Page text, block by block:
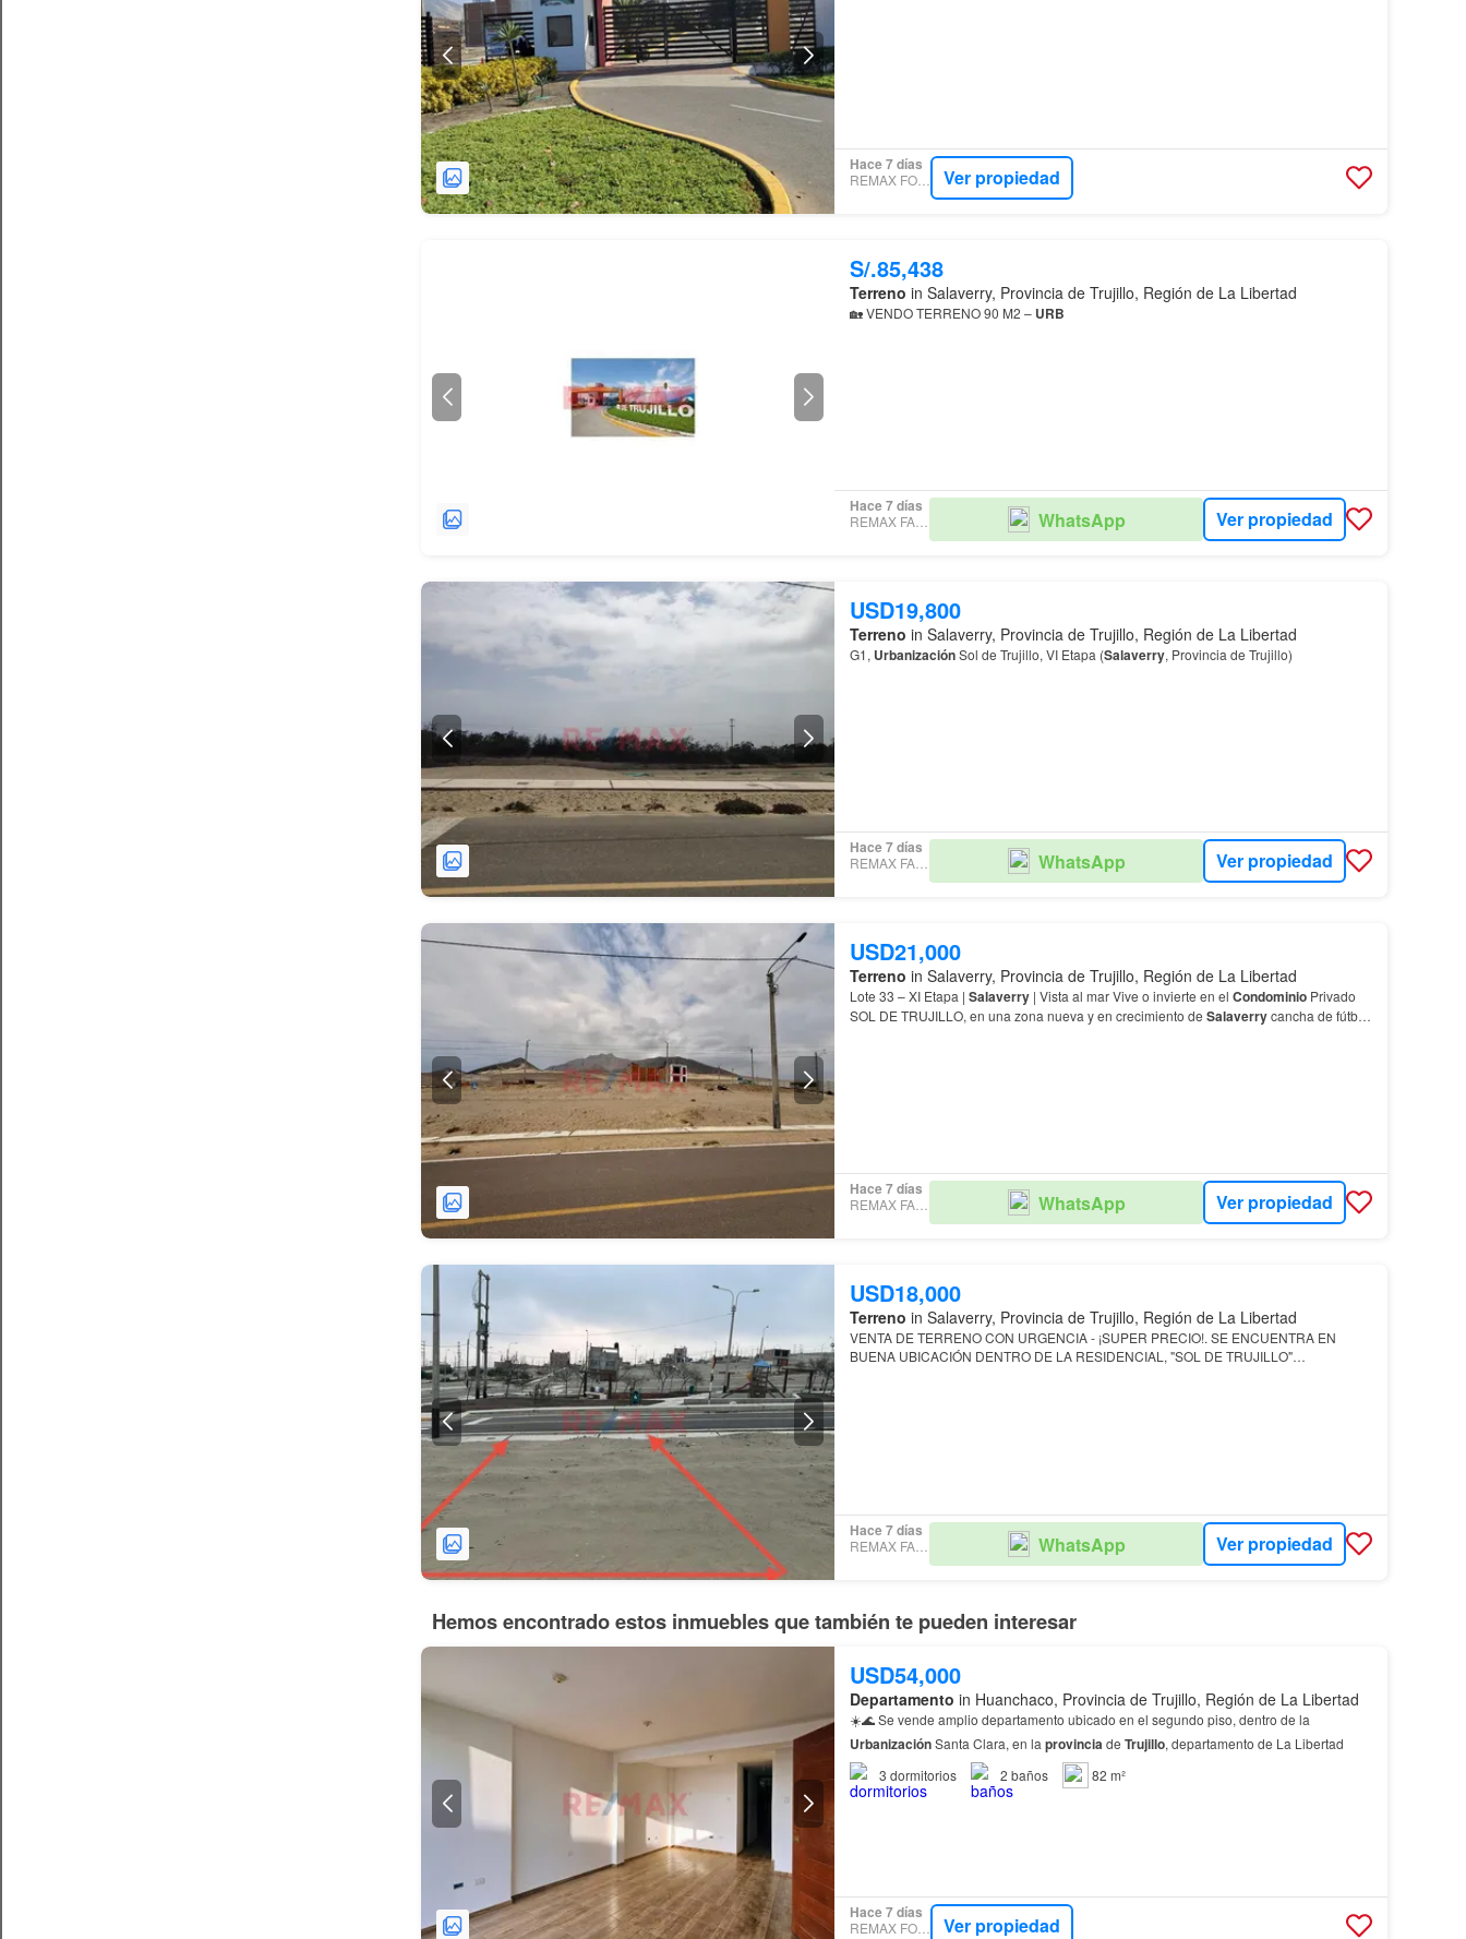
Hace 7 días
REMAX FOCUS Ver propiedad
S/.85,438
Terreno in Salaverry, Provincia de Trujillo, Región de La Libertad
🏡 VENDO TERRENO 90 M2 – URB
Hace 7 días
REMAX FAMILY WhatsApp Ver propiedad
USD19,800
Terreno in Salaverry, Provincia de Trujillo, Región de La Libertad
G1, UrbanizaciónSol de Trujillo, VI Etapa (Salaverry, Provincia de Trujillo)
Hace 7 días
REMAX FAMILY WhatsApp Ver propiedad
USD21,000
Terreno in Salaverry, Provincia de Trujillo, Región de La Libertad
Lote 33 – XI Etapa | Salaverry | Vista al mar Vive o invierte en el CondominioPrivado
SOL DE TRUJILLO, en una zona nueva y en crecimiento de Salaverrycancha de fútbol
Hace 7 días
REMAX FAMILY WhatsApp Ver propiedad
USD18,000
Terreno in Salaverry, Provincia de Trujillo, Región de La Libertad
VENTA DE TERRENO CON URGENCIA - ¡SUPER PRECIO!. SE ENCUENTRA EN
BUENA UBICACIÓN DENTRO DE LA RESIDENCIAL, "SOL DE TRUJILLO"…
Hace 7 días
REMAX FAMILY WhatsApp Ver propiedad
Hemos encontrado estos inmuebles que también te pueden interesar
USD54,000
Departamento in Huanchaco, Provincia de Trujillo, Región de La Libertad
☀️🌊 Se vende amplio departamento ubicado en el segundo piso, dentro de la
UrbanizaciónSanta Clara, en la provinciade Trujillo, departamento de La Libertad
3 dormitorios 2 baños 82 m²
Hace 7 días
REMAX FOCUS Ver propiedad